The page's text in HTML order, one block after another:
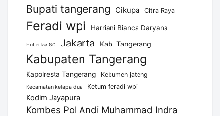
Bupati tangerang Cikupa Citra Raya
Feradi wpi Harriani Bianca Daryana
Hut ri ke 80 Jakarta Kab. Tangerang
Kabupaten Tangerang
Kapolresta Tangerang Kebumen jateng
Kecamatan kelapa dua Ketum feradi wpi
Kodim Jayapura
Kombes Pol Andi Muhammad Indra